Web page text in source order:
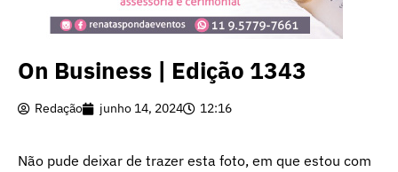
On Business | Edição 1343
Redação junho 14, 2024 12:16
Não pude deixar de trazer esta foto, em que estou com